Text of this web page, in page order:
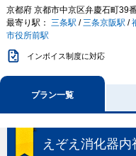
京都府 京都市中京区弁慶石町39
最寄り駅： 三条駅 /三条京阪駅 /
市役所前駅
インボイス制度に対応
プラン一覧
えぞえ消化器